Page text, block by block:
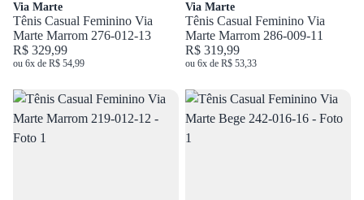
Via Marte
Tênis Casual Feminino Via
Marte Marrom 276-012-13
R$ 329,99
ou 6x de R$ 54,99
Via Marte
Tênis Casual Feminino Via
Marte Marrom 286-009-11
R$ 319,99
ou 6x de R$ 53,33